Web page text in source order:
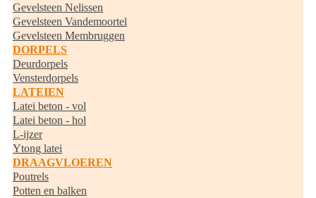
Gevelsteen Nelissen
Gevelsteen Vandemoortel
Gevelsteen Membruggen
DORPELS
Deurdorpels
Vensterdorpels
LATEIEN
Latei beton - vol
Latei beton - hol
L-ijzer
Ytong latei
DRAAGVLOEREN
Poutrels
Potten en balken